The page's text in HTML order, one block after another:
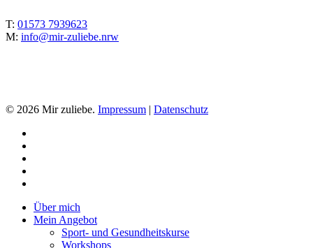
T: 01573 7939623
M: info@mir-zuliebe.nrw
© 2026 Mir zuliebe. Impressum | Datenschutz
Close
Menu
Über mich
Mein Angebot
Sport- und Gesundheitskurse
Workshops